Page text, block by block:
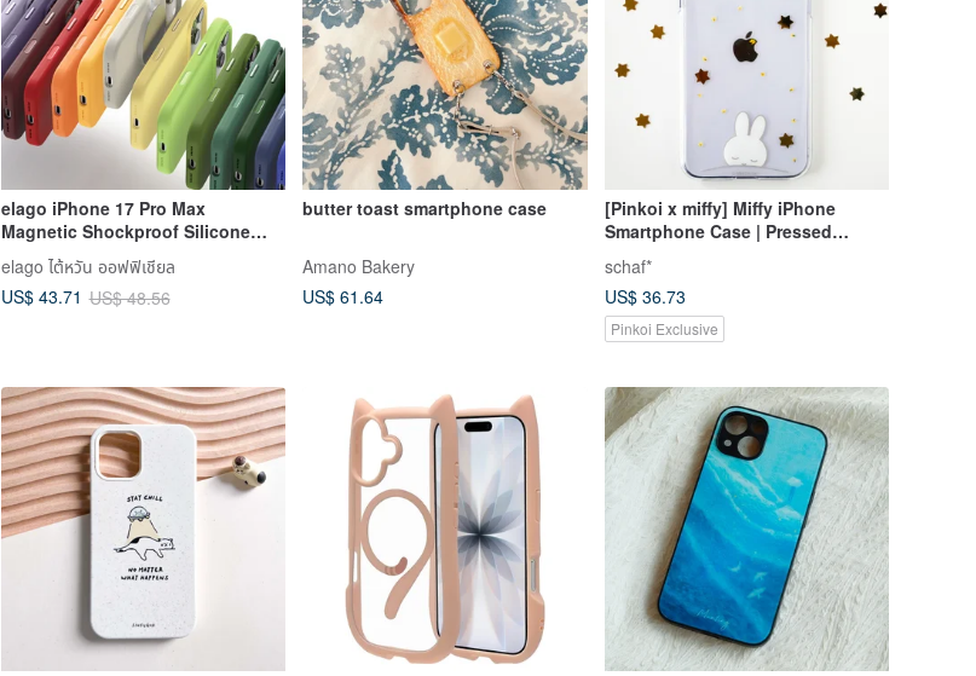
elago iPhone 17 Pro Max
Magnetic Shockproof Silicone
Case Camera Button
elago ไต้หวัน ออฟฟิเชียล
US$ 43.71 US$ 48.56
butter toast smartphone case
Amano Bakery
US$ 61.64
[Pinkoi x miffy] Miffy iPhone
Smartphone Case | Pressed
Flowers and Stars / Compatible
with Smartphone Straps
schaf*
US$ 36.73
Pinkoi Exclusive